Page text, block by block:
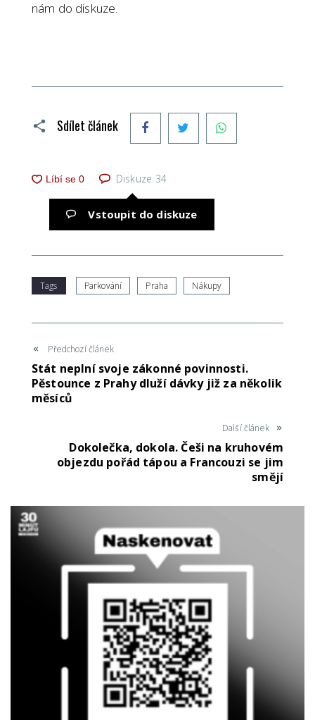
nám do diskuze.
Sdílet článek FacebookTwitter
Diskuze 34
Vstoupit do diskuze
Tags Parkování Praha Nákupy
Předchozí článek
Stát neplní svoje zákonné povinnosti.
Pěstounce z Prahy dluží dávky již za několik
měsíců
Další článek
Dokolečka, dokola. Češi na kruhovém
objezdu pořád tápou a Francouzi se jim
smějí